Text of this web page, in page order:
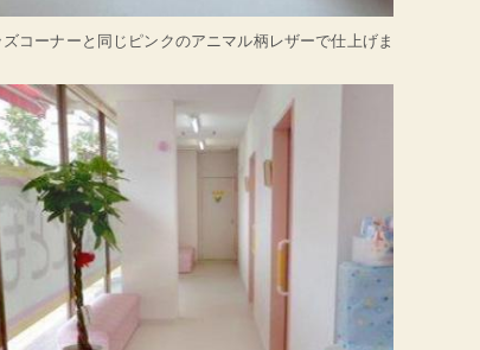
コーナーと同じピンクのアニマル柄レザーで仕上げま